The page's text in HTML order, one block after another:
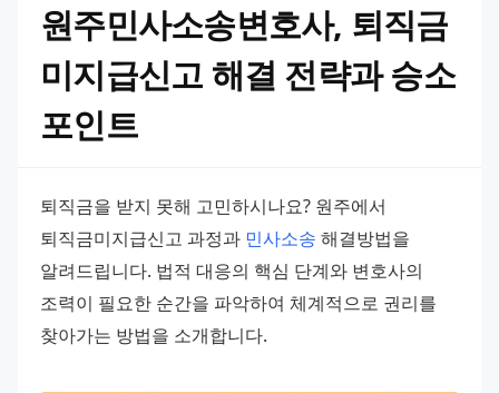
원주민사소송변호사, 퇴직금
미지급신고 해결 전략과 승소
포인트
퇴직금을 받지 못해 고민하시나요? 원주에서
퇴직금미지급신고 과정과 민사소송 해결방법을
알려드립니다. 법적 대응의 핵심 단계와 변호사의
조력이 필요한 순간을 파악하여 체계적으로 권리를
찾아가는 방법을 소개합니다.